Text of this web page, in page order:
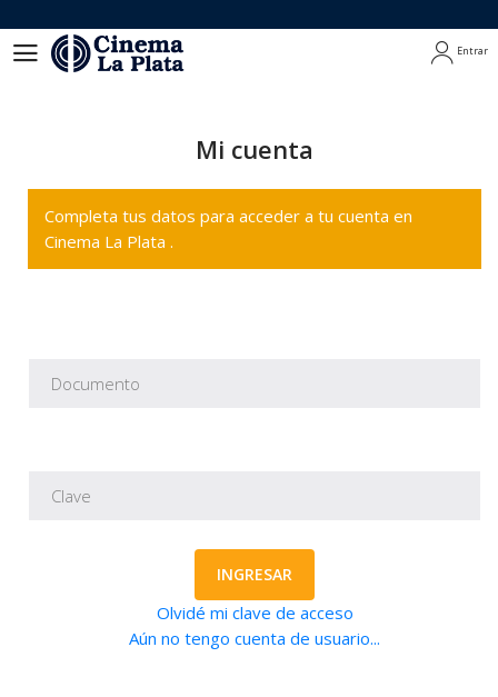
Entrar
Mi cuenta
Completa tus datos para acceder a tu cuenta en
Cinema La Plata .
INGRESAR
Olvidé mi clave de acceso
Aún no tengo cuenta de usuario...